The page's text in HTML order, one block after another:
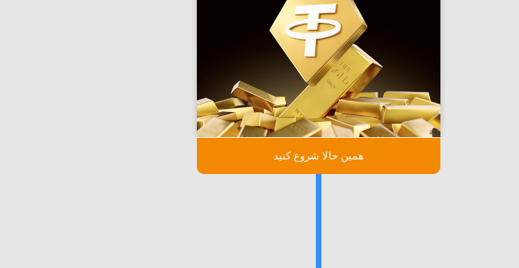
همین حالا شروع کنید